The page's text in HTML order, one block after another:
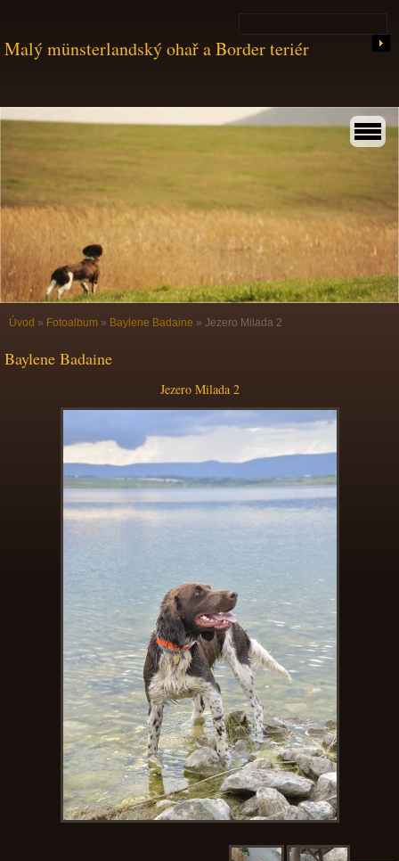
Malý münsterlandský ohař a Border teriér
Úvod » Fotoalbum » Baylene Badaine » Jezero Milada 2
Baylene Badaine
Jezero Milada 2